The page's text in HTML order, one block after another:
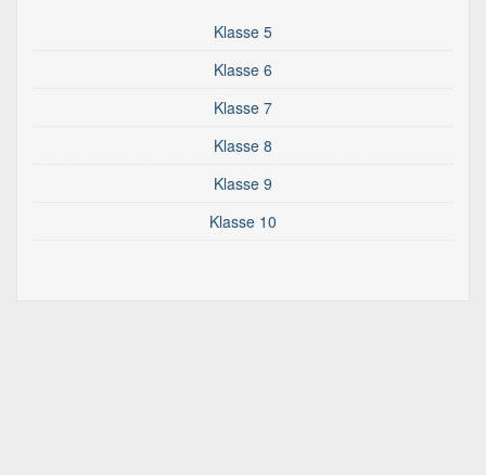
Klasse 5
Klasse 6
Klasse 7
Klasse 8
Klasse 9
Klasse 10